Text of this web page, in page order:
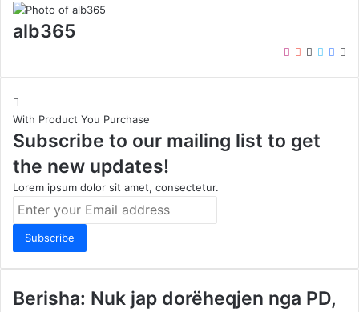
alb365
Twitter
LinkedIn
YouTube
Instagram
With Product You Purchase
Subscribe to our mailing list to get
the new updates!
Lorem ipsum dolor sit amet, consectetur.
Enter
Email
address
Berisha: Nuk jap dorëheqjen nga PD,